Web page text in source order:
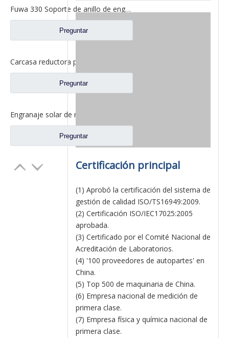
Fuwa 330 Soporte de anillo de engranaje interno para Fuwa 330 Axle Ford Truck Repuestos FC0040M0-8
Preguntar
Preguntar
Preguntar
Certificación principal
(1) Aprobó la certificación del sistema de
gestión de calidad ISO/TS16949:2009.
(2) Certificación ISO/IEC17025:2005
aprobada.
(3) Certificado por el Comité Nacional de
Acreditación de Laboratorios.
(4) '100 proveedores de autopartes' en
China.
(5) Top 500 de maquinaria de China.
(6) Empresa nacional de medición de
primera clase.
(7) Empresa física y química nacional de
primera clase.